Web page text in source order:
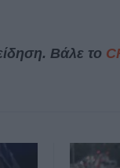
Βάλε το